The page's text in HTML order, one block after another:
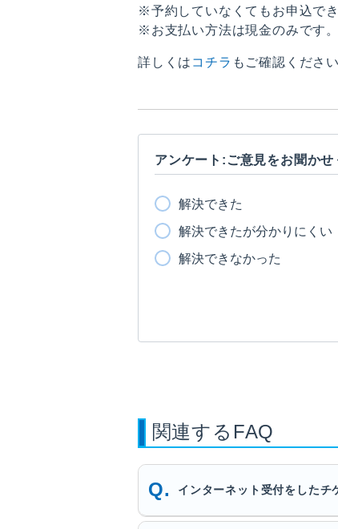
※予約していなくてもお申込で
※お支払い方法は現金のみです。
詳しくは コチラ もご確認ください
アンケート:ご意見をお聞かせ
解決できた
解決できたが分かりにくい
解決できなかった
関連するFAQ
インターネット受付をしたチ